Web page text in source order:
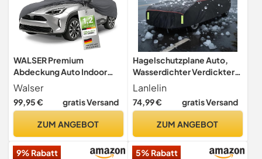
WALSER Premium
Abdeckung Auto Indoor
Stretch Plus
Qualitätssieger Sehr Gut*
Autoabdeckung Winter
Autoplane Winter
Winter Abdeckplane
Walser
99,95 € gratis Versand
ZUM ANGEBOT
Hagelschutzplane Auto,
Wasserdichter Verdickter
Hagelschutz Auto
Autoabdeckung
Hagelschutz für Opel
Peugeot 208, Toyota Yaris
405cm)
Lanlelin
74,99 € gratis Versand
ZUM ANGEBOT
9% Rabatt 5% Rabatt